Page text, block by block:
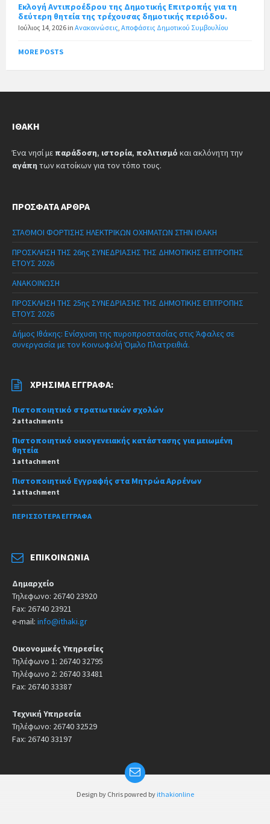
Εκλογή Αντιπροέδρου της Δημοτικής Επιτροπής για τη
δεύτερη θητεία της τρέχουσας δημοτικής περιόδου.
Ιούλιος 14, 2026 in Ανακοινώσεις Αποφάσεις Δημοτικού Συμβουλίου
MORE POSTS
ΙΘΆΚΗ
Ένα νησί με παράδοση, ιστορία, πολιτισμό και ακλόνητη την
αγάπη των κατοίκων για τον τόπο τους.
ΠΡΌΣΦΑΤΑ ΆΡΘΡΑ
ΣΤΑΘΜΟΙ ΦΟΡΤΙΣΗΣ ΗΛΕΚΤΡΙΚΩΝ ΟΧΗΜΑΤΩΝ ΣΤΗΝ ΙΘΑΚΗ
ΠΡΟΣΚΛΗΣΗ ΤΗΣ 26ης ΣΥΝΕΔΡΙΑΣΗΣ ΤΗΣ ΔΗΜΟΤΙΚΗΣ ΕΠΙΤΡΟΠΗΣ
ΕΤΟΥΣ 2026
ΑΝΑΚΟΙΝΩΣΗ
ΠΡΟΣΚΛΗΣΗ ΤΗΣ 25ης ΣΥΝΕΔΡΙΑΣΗΣ ΤΗΣ ΔΗΜΟΤΙΚΗΣ ΕΠΙΤΡΟΠΗΣ
ΕΤΟΥΣ 2026
Δήμος Ιθάκης: Ενίσχυση της πυροπροστασίας στις Άφαλες σε
συνεργασία με τον Κοινωφελή Όμιλο Πλατρειθιά.
ΧΡΉΣΙΜΑ ΈΓΓΡΑΦΑ:
Πιστοποιητικό στρατιωτικών σχολών
2 attachments
Πιστοποιητικό οικογενειακής κατάστασης για μειωμένη
θητεία
1 attachment
Πιστοποιητικό Εγγραφής στα Μητρώα Αρρένων
1 attachment
ΠΕΡΙΣΣΌΤΕΡΑ ΈΓΓΡΑΦΑ
ΕΠΙΚΟΙΝΩΝΊΑ
Δημαρχείο
Τηλεφωνο: 26740 23920
Fax: 26740 23921
e-mail: info@ithaki.gr
Οικονομικές Υπηρεσίες
Τηλέφωνο 1: 26740 32795
Τηλέφωνο 2: 26740 33481
Fax: 26740 33387
Τεχνική Υπηρεσία
Τηλέφωνο: 26740 32529
Fax: 26740 33197
Design by Chris powred by ithakionline